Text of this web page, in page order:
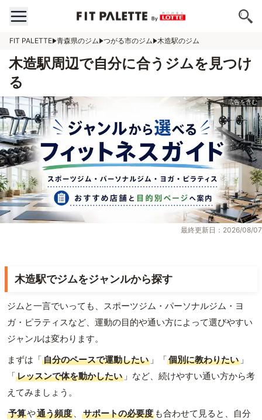
FIT PALETTE 青森県のジム つがる市のジム 木造駅のジム
木造駅周辺で自分に合うジムを見つけ
る
最終更新日：2026/08/07
木造駅でジムをジャンルから探す
ジムと一言でいっても、スポーツジム・パーソナルジム・ヨ
ガ・ピラティスなど、運動の目的や通い方によって選びやすい
ジャンルは変わります。
まずは「自分のペースで運動したい 」「個別に教わりたい 」
「レッスンで体を動かしたい 」など、続けやすい通い方から考
えてみましょう。
予算や通う頻度 、 サポートの必要度 も合わせて見ると、自分